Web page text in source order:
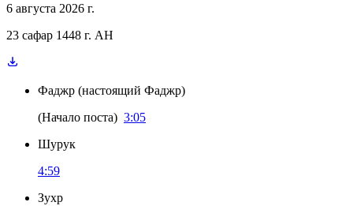
6 августа 2026 г.
23 сафар 1448 г. AH
Фаджр (настоящий Фаджр)
(Начало поста) 3:05
Шурук
4:59
Зухр